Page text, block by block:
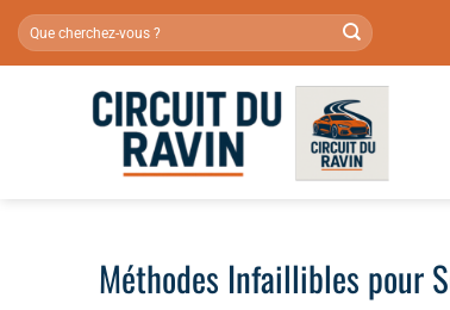
Passer
au
Méthodes Infaillibles pour